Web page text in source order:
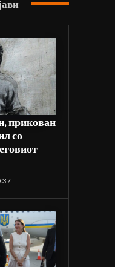
прикован
со